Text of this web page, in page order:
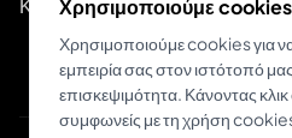
Κιτ Επωνυμίας
Χρησιμοποιούμε cookies
Χρησιμοποιούμε cookies για
εμπειρία σας στον ιστότοπό
επισκεψιμότητα. Κάνοντας
συμφωνείς με τη χρήση